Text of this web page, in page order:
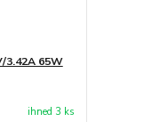
3.42A 65W
ihned 3 ks